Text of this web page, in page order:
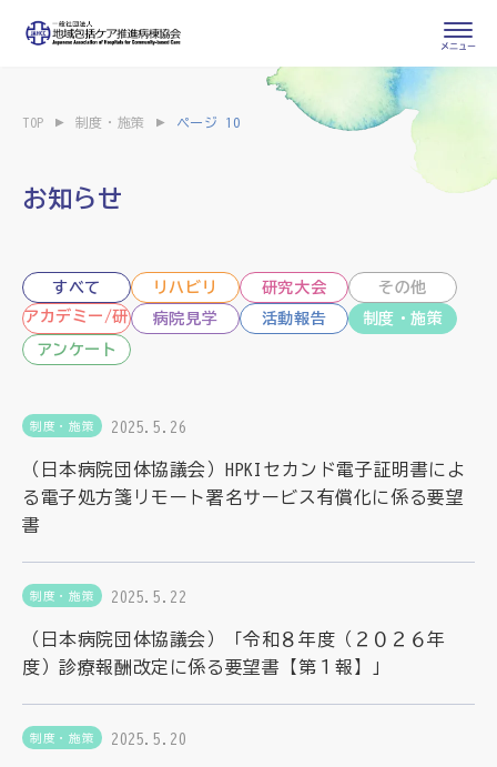
入会申し込み
会員の登録情報
変更・退会
医療介護関係者向けよくあるご質問
会員の皆様
理念
役員名簿
役員挨拶
定款
地域包括ケア病棟・地域包括医療病棟について学ぶ
リハビリ
アカデミー
病院見学
活動報告
お問い合わせ
TOP 制度・施策 ページ 10
お知らせ
すべて リハビリ 研究大会
その他
アカデミー/研
修
病院見学 活動報告
制度・施策
アンケート
制度・施策 2025.5.26
（日本病院団体協議会）HPKIセカンド電子証明書によ
る電子処方箋リモート署名サービス有償化に係る要望
書
制度・施策 2025.5.22
（日本病院団体協議会）「令和８年度（２０２６年
度）診療報酬改定に係る要望書【第１報】」
制度・施策 2025.5.20